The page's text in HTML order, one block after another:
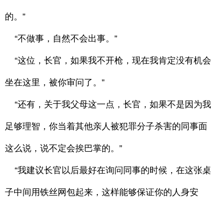
的。”
“不做事，自然不会出事。”
“这位，长官，如果我不开枪，现在我肯定没有机会
坐在这里，被你审问了。”
“还有，关于我父母这一点，长官，如果不是因为我
足够理智，你当着其他亲人被犯罪分子杀害的同事面
这么说，说不定会挨巴掌的。”
“我建议长官以后最好在询问同事的时候，在这张桌
子中间用铁丝网包起来，这样能够保证你的人身安